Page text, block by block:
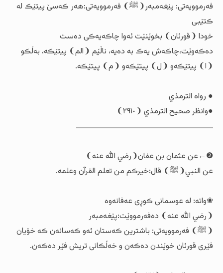
فەرموویەتی: پێغەمبەر❨ﷺ❩ فەرموویەتی:هەر ڪەسێ پیتێڪ لە
ڪتێبی
خودا ❨قورئان❩ بخوێنێت ئەوا چاڪەیەڪی دەست
دەڪەوێت،چاڪەش یەڪ بە دەیە، ناڵێم ❨الم❩ پیتێڪە، بەڵڪو
❨ا❩ پیتێڪەو ❨ل❩ پیتێڪەو ❨م❩ پیتێڪە.
● رواە الترمذي
●وانظر صحيح الترمذي ❨٢٩١٠❩
ـــــــــــــــــــــــــــــــــــــــــــــــــــــــ
❷←عن عثمان بن عفان❨رضي الله عنه❩
عن النبي❨ﷺ❩ قال:خیرڪم من تعلم القرآن وعلمە.
❀واتە: لە عوسمانی ڪوڕی عەفانەوە
❨رضي الله عنە❩ دەفەرمووێت:پێغەمبەر
❨ﷺ❩ فەرموویەتی: باشترین ڪەستان ئەو ڪەسانەن ڪە خۆیان
فێری قورئان خوێندن دەڪەن و خەڵڪانی تریش فێر دەڪەن.